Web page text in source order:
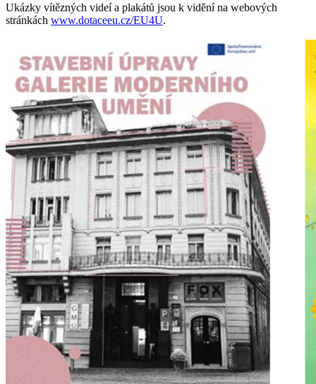
Ukázky vítězných videí a plakátů jsou k vidění na webových
stránkách www.dotaceeu.cz/EU4U.